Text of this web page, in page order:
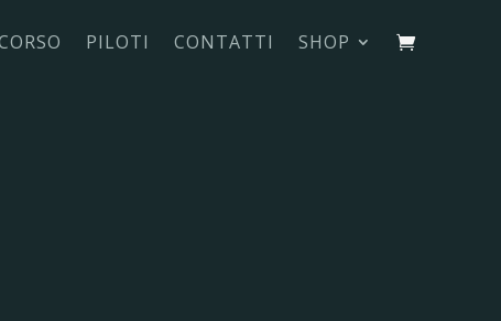
PILOTI CONTATTI SHOP